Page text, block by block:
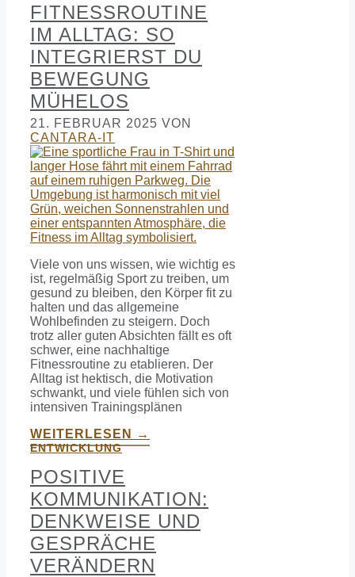
FITNESSROUTINE
IM ALLTAG: SO
INTEGRIERST DU
BEWEGUNG
MÜHELOS
21. FEBRUAR 2025 VON
CANTARA-IT
Viele von uns wissen, wie wichtig es
ist, regelmäßig Sport zu treiben, um
gesund zu bleiben, den Körper fit zu
halten und das allgemeine
Wohlbefinden zu steigern. Doch
trotz aller guten Absichten fällt es oft
schwer, eine nachhaltige
Fitnessroutine zu etablieren. Der
Alltag ist hektisch, die Motivation
schwankt, und viele fühlen sich von
intensiven Trainingsplänen
WEITERLESEN →
ENTWICKLUNG
POSITIVE
KOMMUNIKATION:
DENKWEISE UND
GESPRÄCHE
VERÄNDERN